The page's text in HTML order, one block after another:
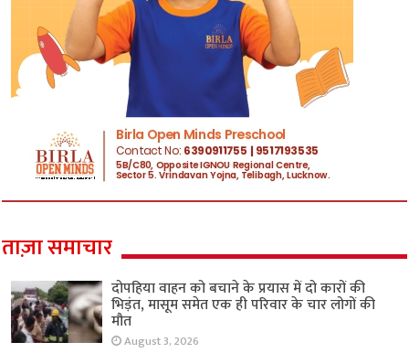
ताज़ा समाचार
दोपहिया वाहन को बचाने के प्रयास में दो कारों की
भिड़ंत, मासूम समेत एक ही परिवार के चार लोगों की
मौत
August 3, 2026